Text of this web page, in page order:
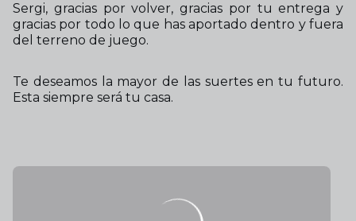
Sergi, gracias por volver, gracias por tu entrega y
gracias por todo lo que has aportado dentro y fuera
del terreno de juego.
Te deseamos la mayor de las suertes en tu futuro.
Esta siempre será tu casa.